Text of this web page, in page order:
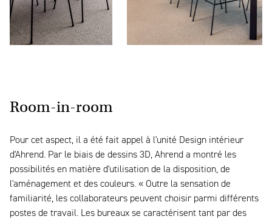
Room-in-room
Pour cet aspect, il a été fait appel à l'unité Design intérieur
d'Ahrend. Par le biais de dessins 3D, Ahrend a montré les
possibilités en matière d'utilisation de la disposition, de
l'aménagement et des couleurs. « Outre la sensation de
familiarité, les collaborateurs peuvent choisir parmi différents
postes de travail. Les bureaux se caractérisent tant par des